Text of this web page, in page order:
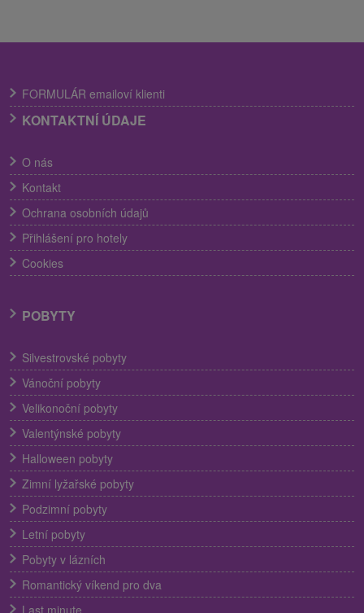
FORMULÁR emailoví klienti
KONTAKTNÍ ÚDAJE
O nás
Kontakt
Ochrana osobních údajů
Přihlášení pro hotely
Cookies
POBYTY
Silvestrovské pobyty
Vánoční pobyty
Velikonoční pobyty
Valentýnské pobyty
Halloween pobyty
Zimní lyžařské pobyty
Podzimní pobyty
Letní pobyty
Pobyty v lázních
Romantický víkend pro dva
Last minute